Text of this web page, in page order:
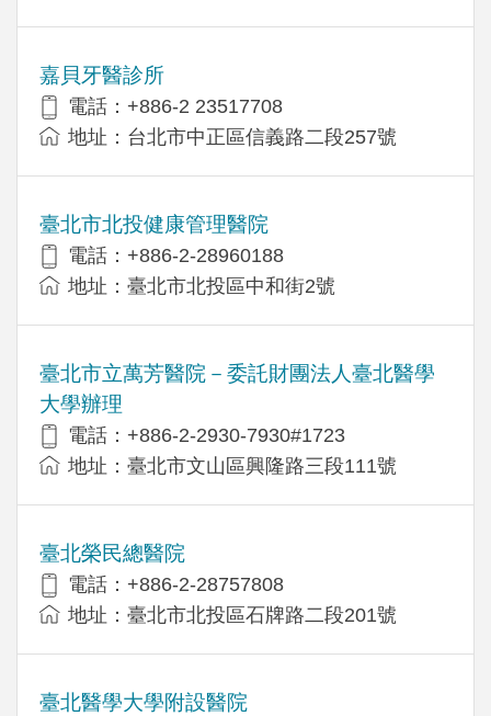
嘉貝牙醫診所
電話：+886-2 23517708
地址：台北市中正區信義路二段257號
臺北市北投健康管理醫院
電話：+886-2-28960188
地址：臺北市北投區中和街2號
臺北市立萬芳醫院－委託財團法人臺北醫學
大學辦理
電話：+886-2-2930-7930#1723
地址：臺北市文山區興隆路三段111號
臺北榮民總醫院
電話：+886-2-28757808
地址：臺北市北投區石牌路二段201號
臺北醫學大學附設醫院